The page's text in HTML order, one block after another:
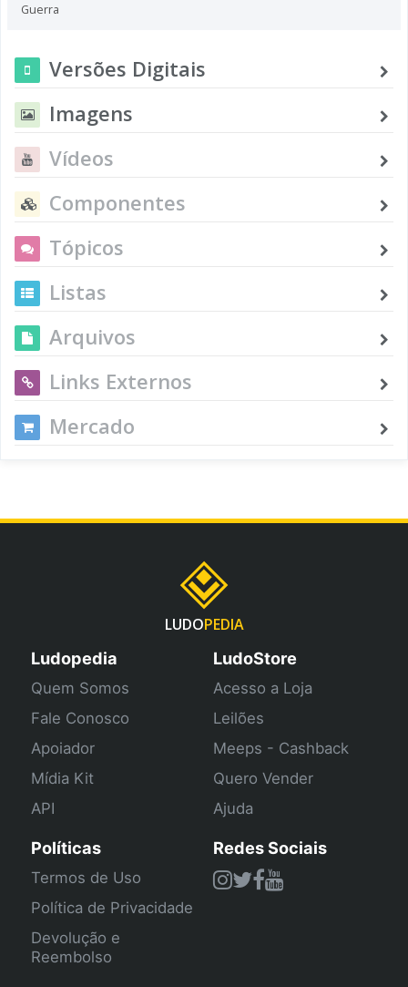
Guerra
Versões Digitais
Imagens
Vídeos
Componentes
Tópicos
Listas
Arquivos
Links Externos
Mercado
LUDOPEDIA
Ludopedia
Quem Somos
Fale Conosco
Apoiador
Mídia Kit
API
LudoStore
Acesso a Loja
Leilões
Meeps - Cashback
Quero Vender
Ajuda
Políticas
Termos de Uso
Política de Privacidade
Devolução e
Reembolso
Redes Sociais